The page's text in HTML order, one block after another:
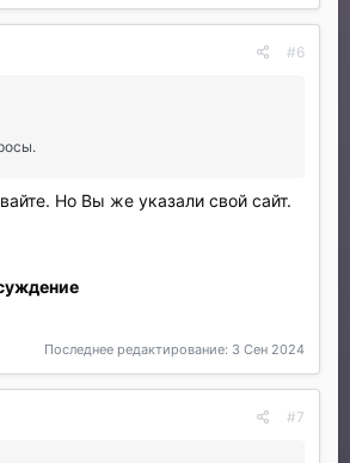
#6
Но Вы же указали свой сайт.
Последнее редактирование: 3 Сен 2024
#7